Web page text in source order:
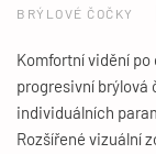
BRÝLOVÉ ČOČKY
Komfortní vidění
progresivní brýlová
individuálních
Rozšířené vizuální